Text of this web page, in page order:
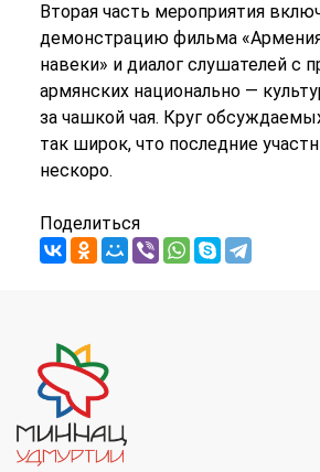
Вторая часть мероприятия
демонстрацию фильма
навеки» и диалог слушателей с
армянских национально —
за чашкой чая. Круг
так широк, что последние
нескоро.
Поделиться